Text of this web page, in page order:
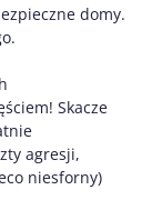
domy.
Skacze
agresji,
niesforny)